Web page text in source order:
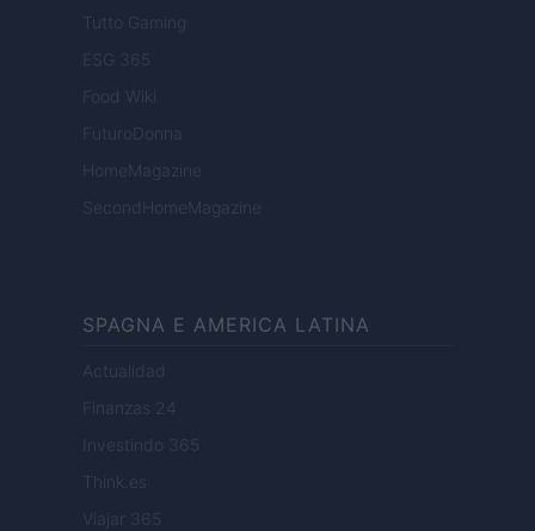
Tutto Gaming
ESG 365
Food Wiki
FuturoDonna
HomeMagazine
SecondHomeMagazine
SPAGNA E AMERICA LATINA
Actualidad
Finanzas 24
Investindo 365
Think.es
Viajar 365